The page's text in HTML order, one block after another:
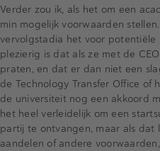
Verder zou ik, als het om een
min mogelijk voorwaarden
vervolgstadia het voor potentiële
plezierig is dat als ze met de
praten, en dat er dan niet een
de Technology Transfer Office of
de universiteit nog een akkoord
het heel verleidelijk om een
partij te ontvangen, maar als
aandelen of andere